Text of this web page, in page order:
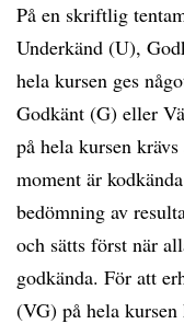
På en skriftlig
Underkänd (U),
hela kursen ges
Godkänt (G) eller
på hela kursen
moment är
bedömning av
och sätts först när
godkända. För att
(VG) på hela